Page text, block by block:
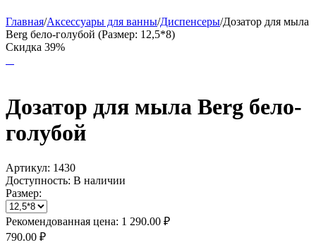
Главная/Аксессуары для ванны/Диспенсеры/Дозатор для мыла
Berg бело-голубой (Размер: 12,5*8)
Скидка 39%
Дозатор для мыла Berg бело-
голубой
Артикул: 1430
Доступность: В наличии
Размер:
Рекомендованная цена: 1 290.00 ₽
790.00 ₽